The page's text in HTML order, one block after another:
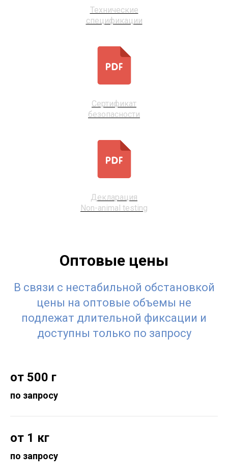
Технические
спецификации
Сертификат
безопасности
Декларация
Non-animal testing
Оптовые цены
В связи с нестабильной обстановкой
цены на оптовые объемы не
подлежат длительной фиксации и
доступны только по запросу
от 500 г
по запросу
от 1 кг
по запросу